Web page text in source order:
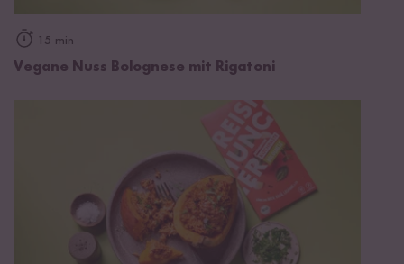
15 min
Vegane Nuss Bolognese mit Rigatoni